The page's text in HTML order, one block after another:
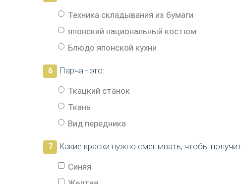
Техника складывания из бумаги
японский национальный костюм
Блюдо японской кухни
6 Парча - это:
Ткацкий станок
Ткань
Вид передника
7 Какие краски нужно смешивать, чтобы
Синяя